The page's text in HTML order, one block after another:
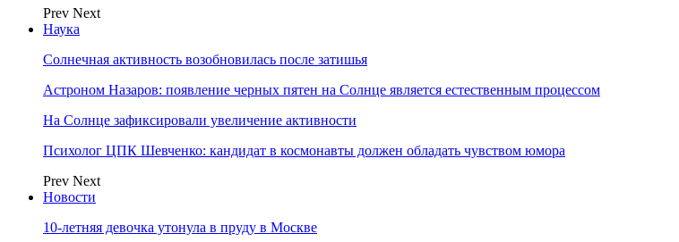
Prev Next
Наука
Солнечная активность возобновилась после затишья
Астроном Назаров: появление черных пятен на Солнце является естественным процессом
На Солнце зафиксировали увеличение активности
Психолог ЦПК Шевченко: кандидат в космонавты должен обладать чувством юмора
Prev Next
Новости
10-летняя девочка утонула в пруду в Москве